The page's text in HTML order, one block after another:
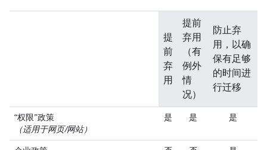
提
前
弃
用
提前
弃用
（有
例外
情
况）
防止弃
用，以确
保有足够
的时间进
行迁移
“权限”政策
（适用于网页/网站）
是 是 是